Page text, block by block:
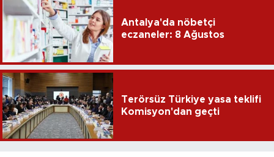
Antalya'da nöbetçi
eczaneler: 8 Ağustos
Terörsüz Türkiye yasa teklifi
Komisyon'dan geçti